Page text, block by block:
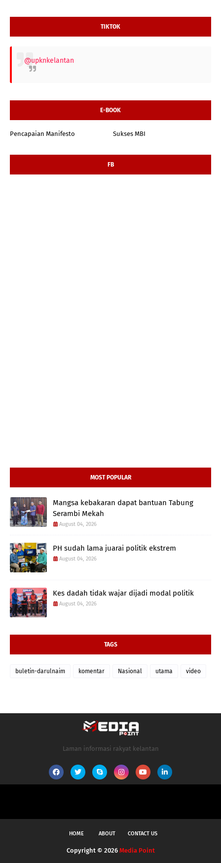
TIKTOK
@upknkelantan
E-BOOK
Pencapaian Manifesto Sukses MBI
FB
MOST POPULAR
Mangsa kebakaran dapat bantuan Tabung
Serambi Mekah
August 04, 2026
PH sudah lama juarai politik ekstrem
August 04, 2026
Kes dadah tidak wajar dijadi modal politik
August 04, 2026
TAGS
buletin-darulnaim komentar Nasional utama video
Laman informasi rakyat kelantan
HOME ABOUT CONTACT US
Copyright © 2026 Media Point